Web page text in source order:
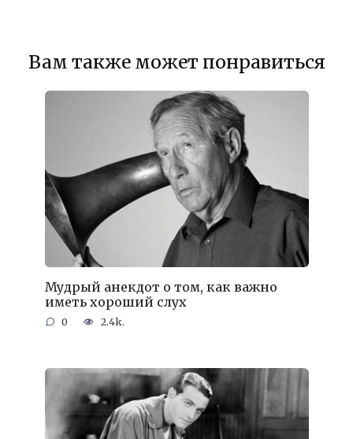
Вам также может понравиться
Мудрый анекдот о том, как важно
иметь хороший слух
0 2.4k.